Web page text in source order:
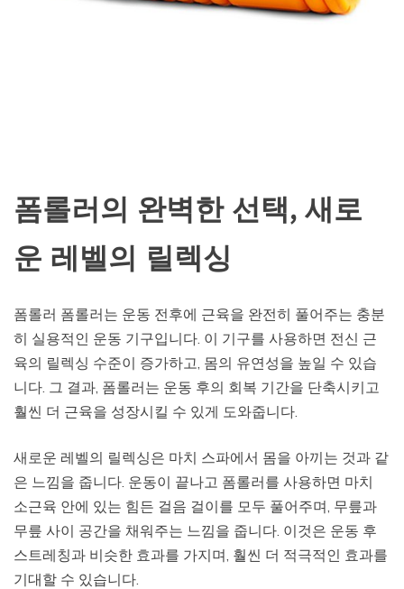
폼롤러의 완벽한 선택, 새로
운 레벨의 릴렉싱
폼롤러 폼롤러는 운동 전후에 근육을 완전히 풀어주는 충분
히 실용적인 운동 기구입니다. 이 기구를 사용하면 전신 근
육의 릴렉싱 수준이 증가하고, 몸의 유연성을 높일 수 있습
니다. 그 결과, 폼롤러는 운동 후의 회복 기간을 단축시키고
훨씬 더 근육을 성장시킬 수 있게 도와줍니다.
새로운 레벨의 릴렉싱은 마치 스파에서 몸을 아끼는 것과 같
은 느낌을 줍니다. 운동이 끝나고 폼롤러를 사용하면 마치
소근육 안에 있는 힘든 걸음 걸이를 모두 풀어주며, 무릎과
무릎 사이 공간을 채워주는 느낌을 줍니다. 이것은 운동 후
스트레칭과 비슷한 효과를 가지며, 훨씬 더 적극적인 효과를
기대할 수 있습니다.